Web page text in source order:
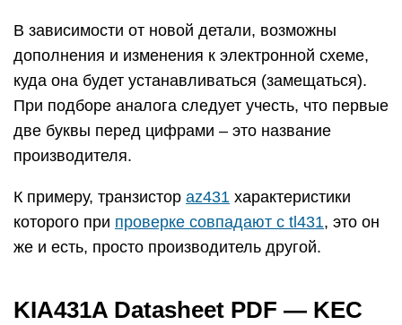
В зависимости от новой детали, возможны
дополнения и изменения к электронной схеме,
куда она будет устанавливаться (замещаться).
При подборе аналога следует учесть, что первые
две буквы перед цифрами – это название
производителя.
К примеру, транзистор az431 характеристики
которого при проверке совпадают с tl431, это он
же и есть, просто производитель другой.
KIA431A Datasheet PDF — KEC